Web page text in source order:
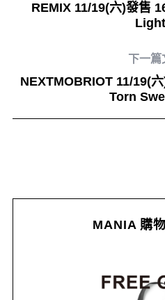
REMIX 11/19(六)發售
下一篇
NEXTMOBRIOT 11/19(
Torn
MANIA 購